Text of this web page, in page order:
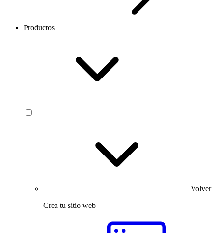
Productos
Volver
Crea tu sitio web